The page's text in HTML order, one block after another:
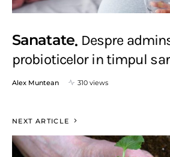
Sanatate Despre
probioticelor in timpul
Alex Muntean 310 views
NEXT ARTICLE